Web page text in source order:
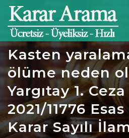
Kasten
ölüme neden
Yargıtay 1.
2021/11776
Karar Sayılı